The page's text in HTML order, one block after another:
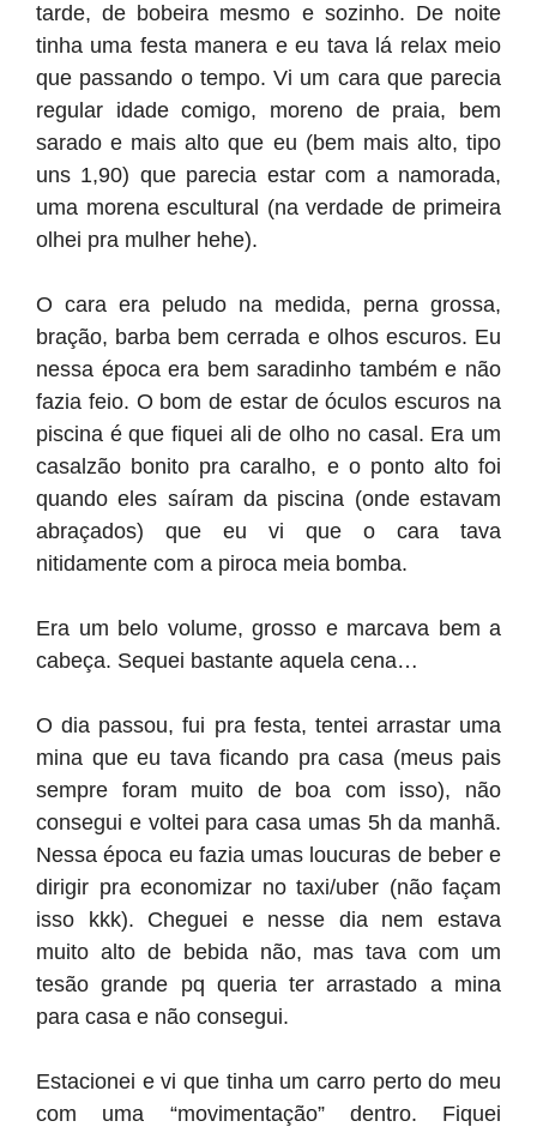
tarde, de bobeira mesmo e sozinho. De noite
tinha uma festa manera e eu tava lá relax meio
que passando o tempo. Vi um cara que parecia
regular idade comigo, moreno de praia, bem
sarado e mais alto que eu (bem mais alto, tipo
uns 1,90) que parecia estar com a namorada,
uma morena escultural (na verdade de primeira
olhei pra mulher hehe).
O cara era peludo na medida, perna grossa,
bração, barba bem cerrada e olhos escuros. Eu
nessa época era bem saradinho também e não
fazia feio. O bom de estar de óculos escuros na
piscina é que fiquei ali de olho no casal. Era um
casalzão bonito pra caralho, e o ponto alto foi
quando eles saíram da piscina (onde estavam
abraçados) que eu vi que o cara tava
nitidamente com a piroca meia bomba.
Era um belo volume, grosso e marcava bem a
cabeça. Sequei bastante aquela cena…
O dia passou, fui pra festa, tentei arrastar uma
mina que eu tava ficando pra casa (meus pais
sempre foram muito de boa com isso), não
consegui e voltei para casa umas 5h da manhã.
Nessa época eu fazia umas loucuras de beber e
dirigir pra economizar no taxi/uber (não façam
isso kkk). Cheguei e nesse dia nem estava
muito alto de bebida não, mas tava com um
tesão grande pq queria ter arrastado a mina
para casa e não consegui.
Estacionei e vi que tinha um carro perto do meu
com uma “movimentação” dentro. Fiquei